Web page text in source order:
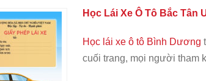
Học Lái Xe Ô Tô Bắc Tân
Học lái xe ô tô Bình Dương
cuối trang, mọi người tham